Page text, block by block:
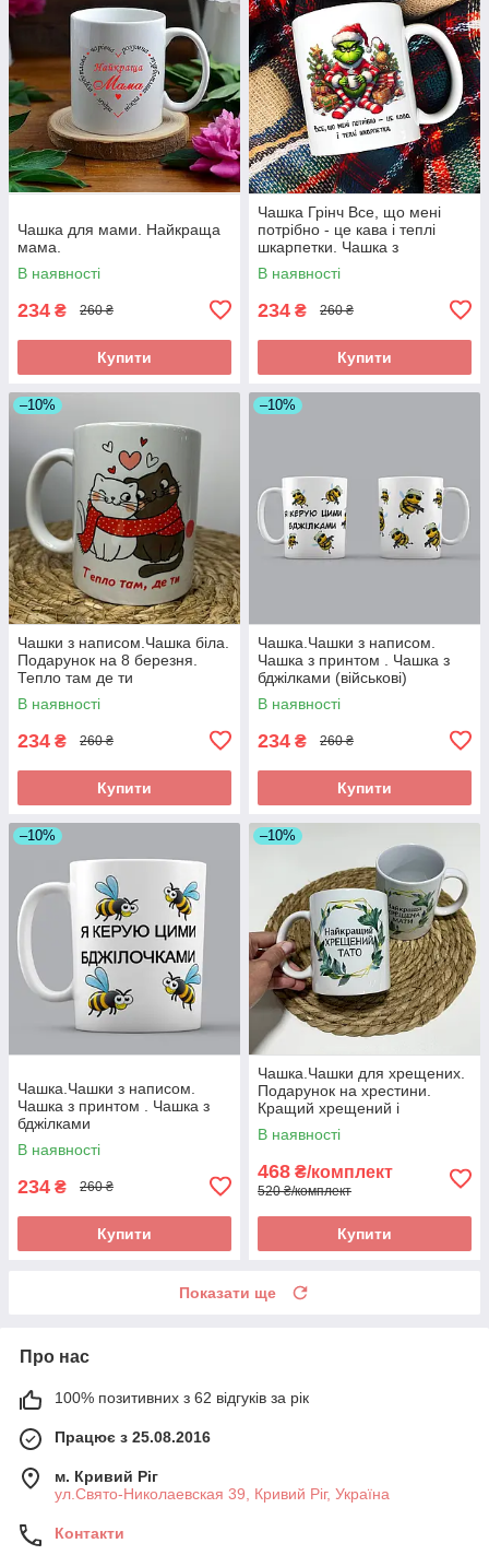
Чашка для мами. Найкраща
мама.
В наявності
234 ₴ 260 ₴
Купити
Чашка Грінч Все, що мені
потрібно - це кава і теплі
шкарпетки. Чашка з
новорічним принтом.
В наявності
234 ₴ 260 ₴
Купити
–10%
Чашки з написом.Чашка біла.
Подарунок на 8 березня.
Тепло там де ти
В наявності
234 ₴ 260 ₴
Купити
–10%
Чашка.Чашки з написом.
Чашка з принтом . Чашка з
бджілками (військові)
В наявності
234 ₴ 260 ₴
Купити
–10%
Чашка.Чашки з написом.
Чашка з принтом . Чашка з
бджілками
В наявності
234 ₴ 260 ₴
Купити
–10%
Чашка.Чашки для хрещених.
Подарунок на хрестини.
Кращий хрещений і
найкраща хресна
В наявності
468 ₴/комплект
520 ₴/комплект
Купити
Показати ще
Про нас
100% позитивних з 62 відгуків за рік
Працює з 25.08.2016
м. Кривий Ріг
ул.Свято-Николаевская 39, Кривий Ріг, Україна
Контакти